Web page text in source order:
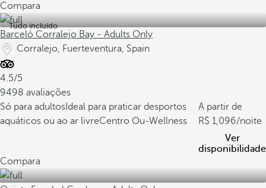
Compara
Tudo incluído
Barceló Corralejo Bay - Adults Only
Corralejo, Fuerteventura, Spain
4.5/5
9498 avaliações
Só para adultos Ideal para praticar desportos
aquáticos ou ao ar livreCentro Ou-Wellness
A partir de
1,096/noite
Ver
disponibilidade
Compara